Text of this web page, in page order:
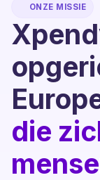
ONZE MISSIE
die